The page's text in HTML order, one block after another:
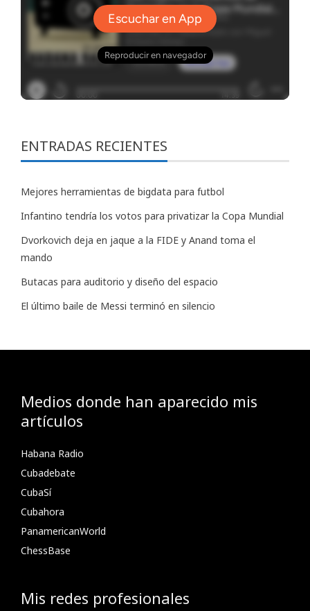
ENTRADAS RECIENTES
Mejores herramientas de bigdata para futbol
Infantino tendría los votos para privatizar la Copa Mundial
Dvorkovich deja en jaque a la FIDE y Anand toma el
mando
Butacas para auditorio y diseño del espacio
El último baile de Messi terminó en silencio
Medios donde han aparecido mis
artículos
Habana Radio
Cubadebate
CubaSí
Cubahora
PanamericanWorld
ChessBase
Mis redes profesionales